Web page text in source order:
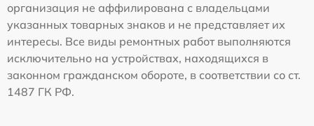
организация не аффилирована с владельцами
указанных товарных знаков и не представляет их
интересы. Все виды ремонтных работ выполняются
исключительно на устройствах, находящихся в
законном гражданском обороте, в соответствии со ст.
1487 ГК РФ.